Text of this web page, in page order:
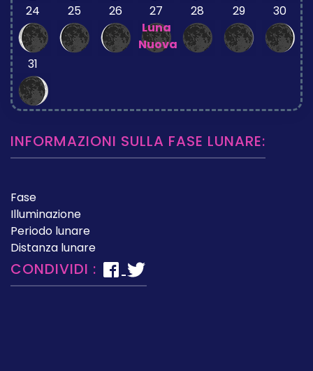
24 25 26
27
Luna
Nuova
28 29 30
31
INFORMAZIONI SULLA FASE LUNARE:
Fase
Illuminazione
Periodo lunare
Distanza lunare
CONDIVIDI :